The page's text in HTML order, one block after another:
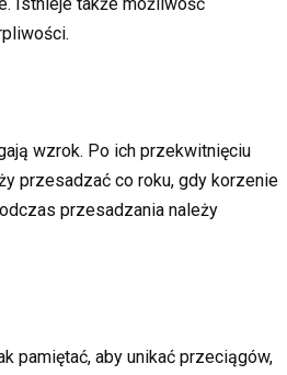
wzrok. Po ich przekwitnięciu
przesadzać co roku, gdy korzenie
przesadzania należy
pamiętać, aby unikać przeciągów,